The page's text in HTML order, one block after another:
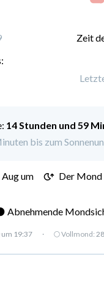
Zeit
14 Stunden und 59
bis zum
Aug um
Der Mond
Abnehmende
um 19:37 · 🌕 Vollmond: